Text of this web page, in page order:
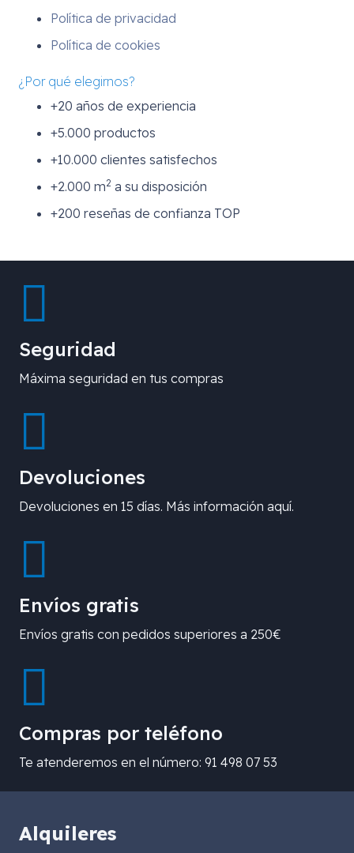
Política de privacidad
Política de cookies
¿Por qué elegirnos?
+20 años de experiencia
+5.000 productos
+10.000 clientes satisfechos
+2.000 m2 a su disposición
+200 reseñas de confianza TOP
Seguridad
Máxima seguridad en tus compras
Devoluciones
Devoluciones en 15 días. Más información aquí.
Envíos gratis
Envíos gratis con pedidos superiores a 250€
Compras por teléfono
Te atenderemos en el número: 91 498 07 53
Alquileres